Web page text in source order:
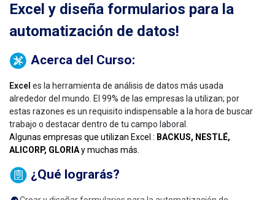
Excel y diseña formularios para la
automatización de datos!
Acerca del Curso:
Excel es la herramienta de análisis de datos más usada
alrededor del mundo. El 99% de las empresas la utilizan; por
estas razones es un requisito indispensable a la hora de buscar
trabajo o destacar dentro de tu campo laboral.
Algunas empresas que utilizan Excel : BACKUS, NESTLÉ,
ALICORP, GLORIAy muchas más.
¿Qué lograrás?